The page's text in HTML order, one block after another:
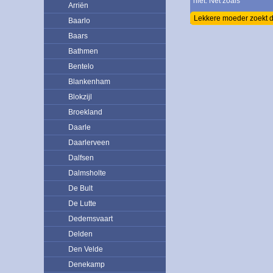
Arriën
Baarlo
Baars
Bathmen
Bentelo
Blankenham
Blokzijl
Broekland
Daarle
Daarlerveen
Dalfsen
Dalmsholte
De Bult
De Lutte
Dedemsvaart
Delden
Den Velde
Denekamp
Lekkere moeder zoekt